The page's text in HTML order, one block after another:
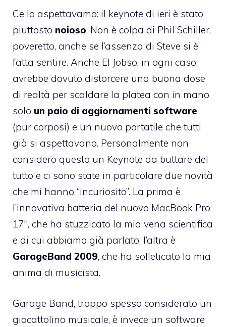
Ce lo aspettavamo: il keynote di ieri è stato
piuttosto noioso. Non è colpa di Phil Schiller,
poveretto, anche se l’assenza di Steve si è
fatta sentire. Anche El Jobso, in ogni caso,
avrebbe dovuto distorcere una buona dose
di realtà per scaldare la platea con in mano
solo un paio di aggiornamenti software
(pur corposi) e un nuovo portatile che tutti
già si aspettavano. Personalmente non
considero questo un Keynote da buttare del
tutto e ci sono state in particolare due novità
che mi hanno “incuriosito”. La prima è
l’innovativa batteria del nuovo MacBook Pro
17″, che ha stuzzicato la mia vena scientifica
e di cui abbiamo già parlato, l’altra è
GarageBand 2009, che ha solleticato la mia
anima di musicista.
Garage Band, troppo spesso considerato un
giocattolino musicale, è invece un software